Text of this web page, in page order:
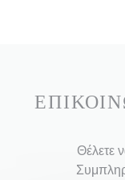
Θέλετε